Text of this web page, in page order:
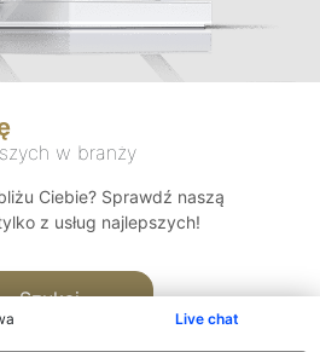
Live chat
w branży
Ciebie? Sprawdź naszą
z usług najlepszych!
Szukaj